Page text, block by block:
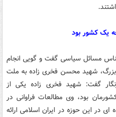
یک کشور بود
مسائل سیاسی گفت و گویی انجام
شهید محسن فخری زاده به ملت
گفت: شهید فخری زاده یکی از
بود، وی مطالعات فراوانی در
ای در این حوزه در ایران اسلامی ارائه